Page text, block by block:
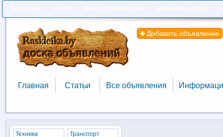
Добавить объявление
Главная
Главная
Статьи
Статьи
Все объявления
Все объявления
Техника
Транспорт